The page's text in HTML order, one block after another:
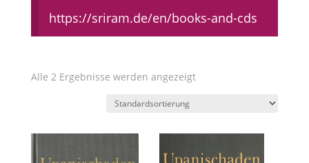
https://sriram.de/en/books-and-cds
Alle 2 Ergebnisse werden angezeigt